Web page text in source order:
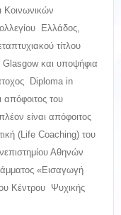
Κοινωνικών
Ελλάδος,
τίτλου
και υποψήφια
Diploma in
του
είναι απόφοιτος
(Life Coaching) του
Αθηνών
«Εισαγωγή
Κέντρου Ψυχικής